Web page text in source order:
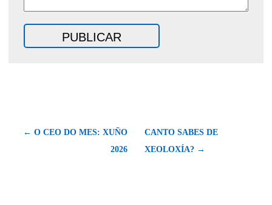
← O CEO DO MES: XUÑO
2026
CANTO SABES DE
XEOLOXÍA? →